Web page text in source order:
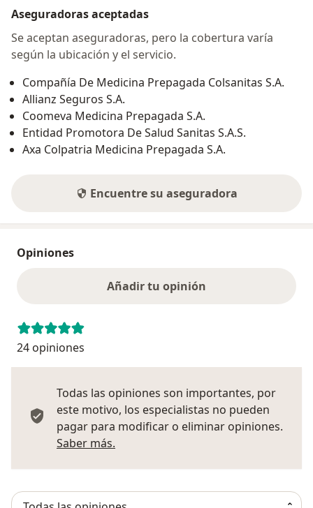
Aseguradoras aceptadas
Se aceptan aseguradoras, pero la cobertura varía
según la ubicación y el servicio.
Compañía De Medicina Prepagada Colsanitas S.A.
Allianz Seguros S.A.
Coomeva Medicina Prepagada S.A.
Entidad Promotora De Salud Sanitas S.A.S.
Axa Colpatria Medicina Prepagada S.A.
Encuentre su aseguradora
Opiniones
Añadir tu opinión
24 opiniones
Todas las opiniones son importantes, por
este motivo, los especialistas no pueden
pagar para modificar o eliminar opiniones.
Saber más.